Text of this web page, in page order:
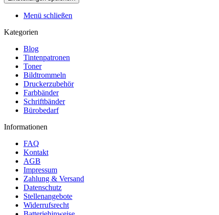
Menü schließen
Kategorien
Blog
Tintenpatronen
Toner
Bildtrommeln
Druckerzubehör
Farbbänder
Schriftbänder
Bürobedarf
Informationen
FAQ
Kontakt
AGB
Impressum
Zahlung & Versand
Datenschutz
Stellenangebote
Widerrufsrecht